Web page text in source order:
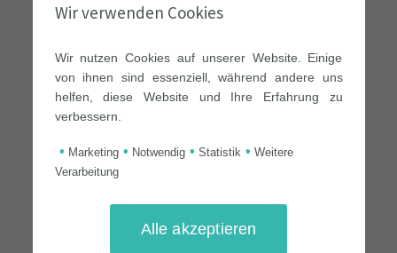
Wir verwenden Cookies
Wir nutzen Cookies auf unserer Website. Einige
von ihnen sind essenziell, während andere uns
helfen, diese Website und Ihre Erfahrung zu
verbessern.
• Marketing • Notwendig • Statistik • Weitere
Verarbeitung